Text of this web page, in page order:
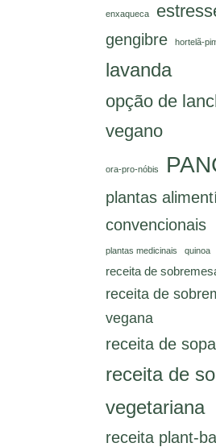
enxaqueca
gengibre hortelã-
lavanda
opção de
vegano
ora-pro-nóbis
plantas
convencionais
plantas medicinais quinoa
receita de
receita de
vegana
receita de
receita de
vegetariana
receita plant-